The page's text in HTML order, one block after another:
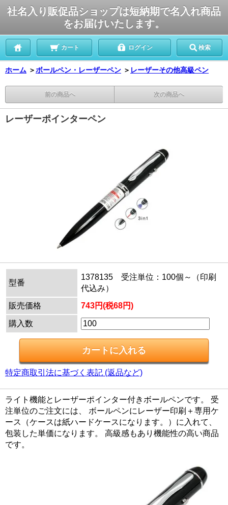
社名入り販促品ショップは短納期で名入れ商品
をお届けいたします。
カート ログイン 検索
ホーム ＞ボールペン・レーザーペン ＞ レーザーその他高級ペン
前の商品へ 次の商品へ
レーザーポインターペン
型番
1378135 受注単位：100個～（印刷
代込み）
販売価格
743円(税68円)
購入数
特定商取引法に基づく表記 (返品など)
ライト機能とレーザーポインター付きボールペンです。 受
注単位のご注文には、 ボールペンにレーザー印刷＋専用ケ
ース（ケースは紙ハードケースになります。）に入れて、
包装した単価になります。 高級感もあり機能性の高い商品
です。